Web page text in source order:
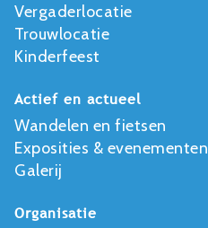
Vergaderlocatie
Trouwlocatie
Kinderfeest
Actief en actueel
Wandelen en fietsen
Exposities & evenementen
Galerij
Organisatie